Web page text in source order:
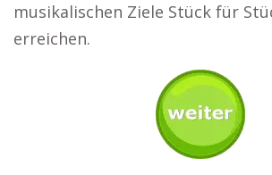
musikalischen Ziele Stück für
erreichen.